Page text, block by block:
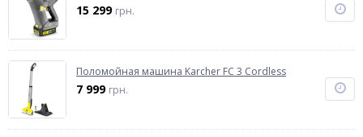
15 299 грн.
Поломойная машина Karcher FC 3 Cordless
7 999 грн.